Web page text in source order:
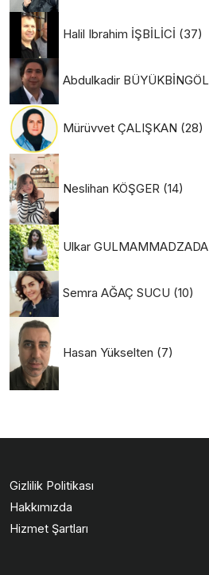
Halil Ibrahim İŞBİLİCİ (37)
Abdulkadir BÜYÜKBİNGÖL
Mürüvvet ÇALIŞKAN (28)
Neslihan KÖŞGER (14)
Ulkar GULMAMMADZADA
Semra AĞAÇ SUCU (10)
Hasan Yükselten (7)
Gizlilik Politikası
Hakkımızda
Hizmet Şartları